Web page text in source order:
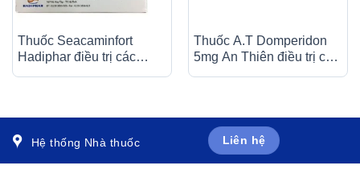
Thuốc Seacaminfort
Hadiphar điều trị các
bệnh lý thần kinh ngoại
Thuốc A.T Domperidon
5mg An Thiên điều trị các
trường hợp buồn nôn và
Hệ thống Nhà thuốc Liên hệ